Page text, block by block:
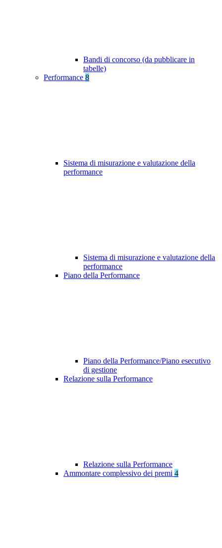
Bandi di concorso (da pubblicare in
tabelle)
Performance 8
Sistema di misurazione e valutazione della
performance
Sistema di misurazione e valutazione della
performance
Piano della Performance
Piano della Performance/Piano esecutivo
di gestione
Relazione sulla Performance
Relazione sulla Performance
Ammontare complessivo dei premi 4